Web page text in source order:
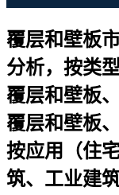
覆层和壁板
分析，按类
覆层和壁板
覆层和壁板
按应用（住
筑、工业建